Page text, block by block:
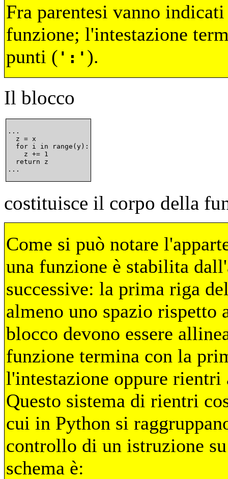
Fra parentesi vanno
funzione; l'intestazione
punti (
: ).
Il blocco
...
  z = x
  for i in range(y):
    z += 1
  return z
costituisce il corpo della
Come si può notare
una funzione è stabilita
successive: la prima riga
almeno uno spazio
blocco devono essere
funzione termina con la
l'intestazione oppure rientri
Questo sistema di rientri
cui in Python si
controllo di un istruzione
schema è: